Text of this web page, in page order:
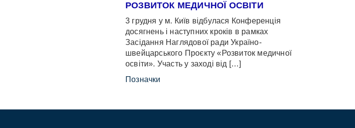
РОЗВИТОК МЕДИЧНОЇ ОСВІТИ
3 грудня у м. Київ відбулася Конференція
досягнень і наступних кроків в рамках
Засідання Наглядової ради Україно-
швейцарського Проєкту «Розвиток медичної
освіти». Участь у заході від […]
Позначки